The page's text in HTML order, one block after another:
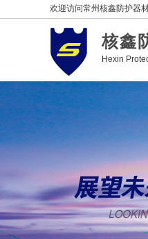
欢迎访问常州核鑫防护器
核鑫
Hexin